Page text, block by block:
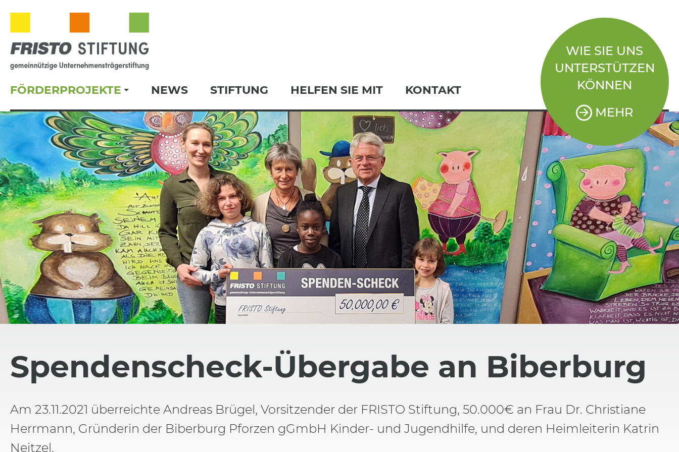
FÖRDERPROJEKTE NEWS STIFTUNG HELFEN SIE MIT KONTAKT
WIE SIE UNS
UNTERSTÜTZEN
KÖNNEN
MEHR
Spendenscheck-Übergabe an Biberburg
Am 23.11.2021 überreichte Andreas Brügel, Vorsitzender der FRISTO Stiftung, 50.000€ an Frau Dr. Christiane
Herrmann, Gründerin der Biberburg Pforzen gGmbH Kinder- und Jugendhilfe, und deren Heimleiterin Katrin
Neitzel.